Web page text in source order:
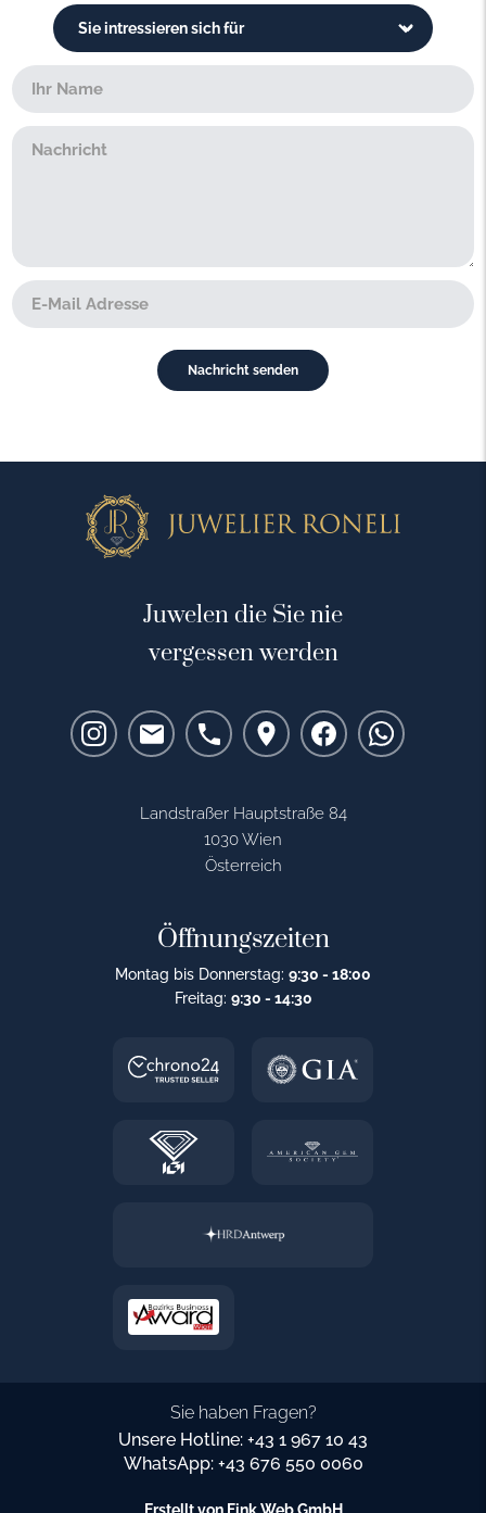
Juwelen die Sie nie
vergessen werden
Landstraßer Hauptstraße 84
1030 Wien
Österreich
Öffnungszeiten
Montag bis Donnerstag: 9:30 - 18:00
Freitag: 9:30 - 14:30
Sie haben Fragen?
Unsere Hotline: +43 1 967 10 43
WhatsApp: +43 676 550 0060
Erstellt von Fink Web GmbH